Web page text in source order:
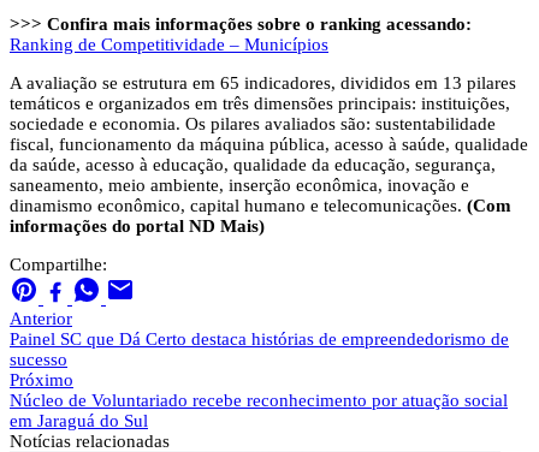
>>> Confira mais informações sobre o ranking acessando:
Ranking de Competitividade – Municípios
A avaliação se estrutura em 65 indicadores, divididos em 13 pilares
temáticos e organizados em três dimensões principais: instituições,
sociedade e economia. Os pilares avaliados são: sustentabilidade
fiscal, funcionamento da máquina pública, acesso à saúde, qualidade
da saúde, acesso à educação, qualidade da educação, segurança,
saneamento, meio ambiente, inserção econômica, inovação e
dinamismo econômico, capital humano e telecomunicações. (Com
informações do portal ND Mais)
Compartilhe:
Anterior
Painel SC que Dá Certo destaca histórias de empreendedorismo de
sucesso
Próximo
Núcleo de Voluntariado recebe reconhecimento por atuação social
em Jaraguá do Sul
Notícias relacionadas